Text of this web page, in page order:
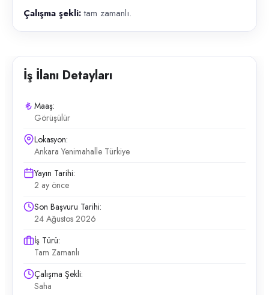
Çalışma şekli:tam zamanlı.
İş İlanı Detayları
Maaş:
Görüşülür
Lokasyon:
Ankara Yenimahalle Türkiye
Yayın Tarihi:
2 ay önce
Son Başvuru Tarihi:
24 Ağustos 2026
İş Türü:
Tam Zamanlı
Çalışma Şekli:
Saha